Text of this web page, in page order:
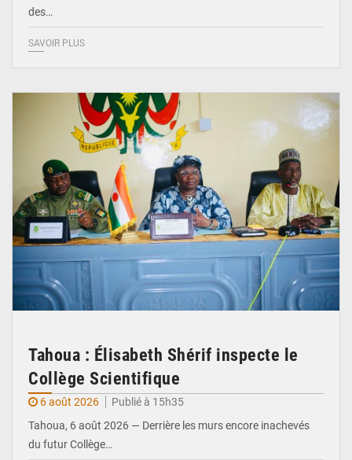
des…
SAVOIR PLUS
Tahoua : Élisabeth Shérif inspecte le
Collège Scientifique
6 août 2026
Publié à 15h35
Tahoua, 6 août 2026 — Derrière les murs encore inachevés
du futur Collège…